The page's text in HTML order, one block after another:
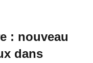
: nouveau
dans